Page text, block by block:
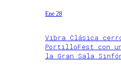
Ene 28
Vibra Clásica
PortilloFest con
la Gran Sala